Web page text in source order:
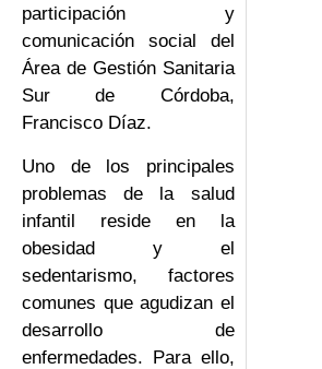
participación y
comunicación social del
Área de Gestión Sanitaria
Sur de Córdoba,
Francisco Díaz.
Uno de los principales
problemas de la salud
infantil reside en la
obesidad y el
sedentarismo, factores
comunes que agudizan el
desarrollo de
enfermedades. Para ello,